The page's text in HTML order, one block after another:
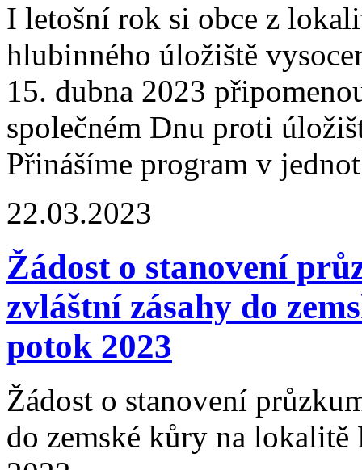
I letošní rok si obce z
hlubinného úložiště
15. dubna 2023
společném Dnu proti
Přinášíme program v
22.03.2023
Žádost o stanovení
zvláštní zásahy do
potok 2023
Žádost o stanovení
do zemské kůry na